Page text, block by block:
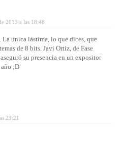
2013 a las 18:48
La única lástima, lo que dices, que
de 8 bits. Javi Ortiz, de Fase
su presencia en un expositor
;D
23:21